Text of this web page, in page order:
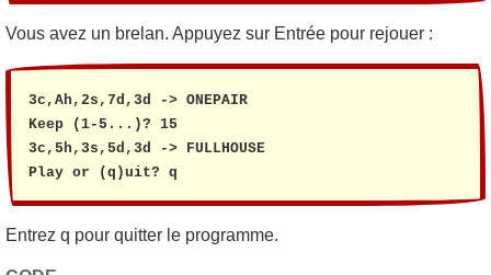
Vous avez un brelan. Appuyez sur Entrée pour rejouer :
3c,Ah,2s,7d,3d -> ONEPAIR
Keep (1-5...)? 15
3c,5h,3s,5d,3d -> FULLHOUSE
Play or (q)uit? q
Entrez q pour quitter le programme.